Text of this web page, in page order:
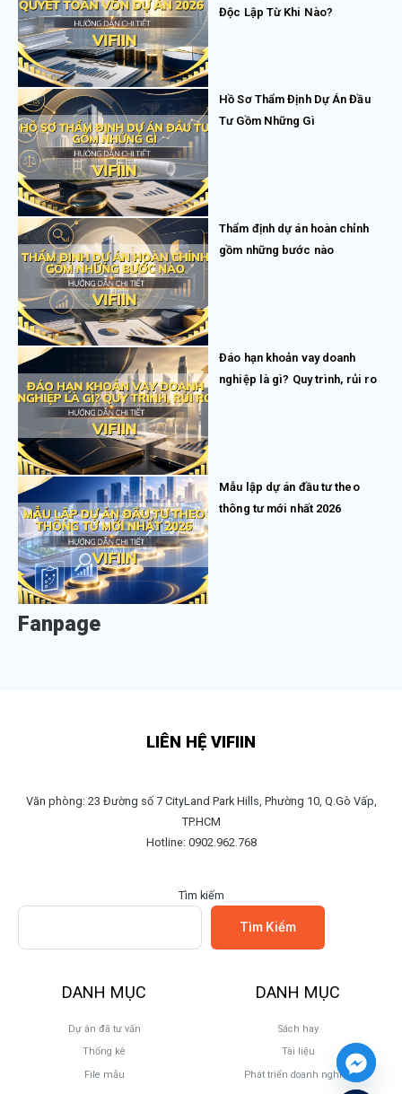
Độc Lập Từ Khi Nào?
Hồ Sơ Thẩm Định Dự Án Đầu
Tư Gồm Những Gì
Thẩm định dự án hoàn chỉnh
gồm những bước nào
Đáo hạn khoản vay doanh
nghiệp là gì? Quy trình, rủi ro
Mẫu lập dự án đầu tư theo
thông tư mới nhất 2026
Fanpage
LIÊN HỆ VIFIIN
Văn phòng: 23 Đường số 7 CityLand Park Hills, Phường 10, Q.Gò Vấp,
TP.HCM
Hotline: 0902.962.768
Tìm kiếm
Tìm Kiếm
DANH MỤC
Dự án đã tư vấn
Thống kê
File mẫu
DANH MỤC
Sách hay
Tài liệu
Phát triển doanh nghiệp